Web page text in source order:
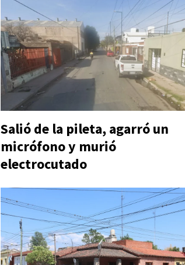
Salió de la pileta, agarró un
micrófono y murió
electrocutado